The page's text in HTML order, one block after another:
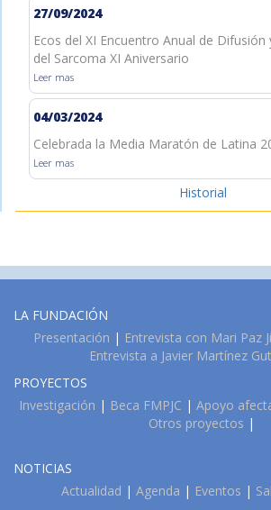
27/09/2024
Ecos del XI Encuentro Anual de Difusión
del Sarcoma XI Aniversario
Leer mas
04/03/2024
Celebrada la Media Maratón de Latina
Leer mas
Historial
LA FUNDACIÓN
Presentación | Entrevista con Mari Paz
Entrevista a Javier Martínez
PROYECTOS
Investigación | Beca FMPJC | Apoyo
Otros proyectos |
NOTICIAS
Actualidad | Agenda | Eventos |